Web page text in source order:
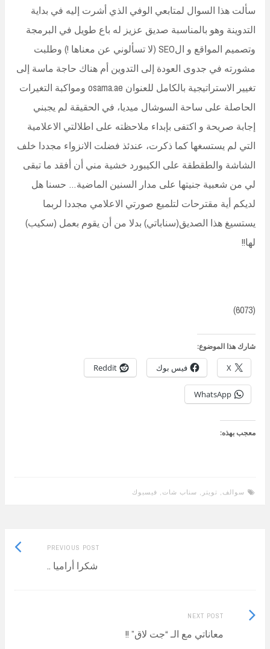
سألت هذا السوال لمتابعي الوفي الذي أشرت إليه في بداية
التدوينة وهو بالمناسبة صديق عزيز له باع طويل في البرمجة
وتصميم المواقع و الSEO (لا تسألوني عن معناها !) وطلبت
مشورته في جدوى العودة إلى التدوين أم هناك حاجة ماسة إلى
تغيير الاستراتيجية بالكامل للعنوان osama.ae ومواكبة التغيرات
الحاصلة على ساحة السوشال ميديا، في الحقيقة لم يجبني
إجابة صريحة و اكتفى بإبداء ملاحظته على اطلالتي الاعلامية
التي لم يستسغها كما ذكرت، عندئذ فضلت الانزواء مجددا خلف
الشاشة والطقطقة على الكيبورد خشية مني أن أفقد ما تبقى
لي من شعبية جنيتها على مدار السنين الماضية… حسنا هل
لديكم أية مقترحات لتلميع صورتي الاعلامي مجددا لربما
يستسيغ هذا الصديق(سناباتي) بدلا من أن يقوم بعمل (سكيب)
لها!!
(6073)
شارك هذا الموضوع:
X فيس بوك Reddit
WhatsApp
معجب بهذه:
سوالف , تويتر , سناب شات , فيسبوك
PREVIOUS POST
Previous
شكرا أراميا ..
NEXT POST
معاناتي مع الـ “جت لاق” !!
Next
Post: